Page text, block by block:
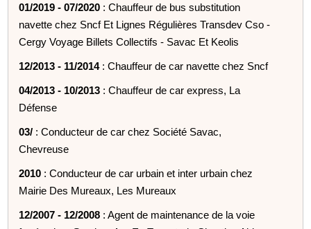
01/2019 - 07/2020 : Chauffeur de bus substitution
navette chez Sncf Et Lignes Régulières Transdev Cso -
Cergy Voyage Billets Collectifs - Savac Et Keolis
12/2013 - 11/2014: Chauffeur de car navette chez Sncf
04/2013 - 10/2013 : Chauffeur de car express, La
Défense
03/ : Conducteur de car chez Société Savac,
Chevreuse
2010 : Conducteur de car urbain et inter urbain chez
Mairie Des Mureaux, Les Mureaux
12/2007 - 12/2008 : Agent de maintenance de la voie